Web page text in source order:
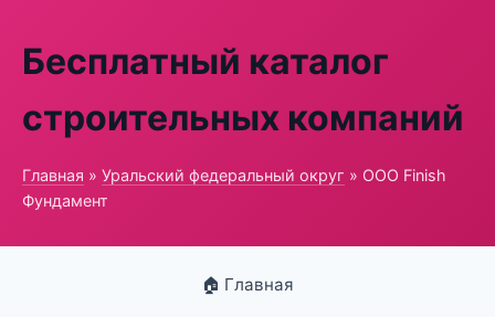
Бесплатный каталог
строительных компаний
Главная » Уральский федеральный округ » ООО Finish
Фундамент
🏠 Главная